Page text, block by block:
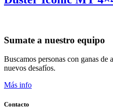
Sumate a nuestro equipo
Buscamos personas con ganas
nuevos desafíos.
Más info
Contacto